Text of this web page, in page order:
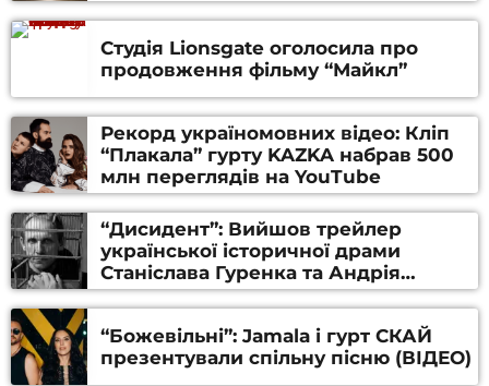
Студія Lionsgate оголосила про
продовження фільму “Майкл”
Рекорд україномовних відео: Кліп
“Плакала” гурту KAZKA набрав 500
млн переглядів на YouTube
“Дисидент”: Вийшов трейлер
української історичної драми
Станіслава Гуренка та Андрія
Алфьорова (ВІДЕО)
“Божевільні”: Jamala і гурт СКАЙ
презентували спільну пісню (ВІДЕО)